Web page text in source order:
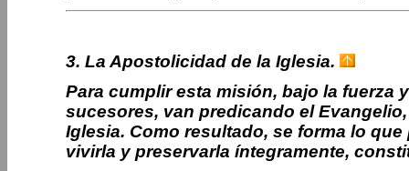
3. La Apostolicidad de la Iglesia.
Para cumplir esta misión, bajo la fuerza
sucesores, van predicando el
Iglesia. Como resultado, se forma lo
vivirla y preservarla íntegramente,